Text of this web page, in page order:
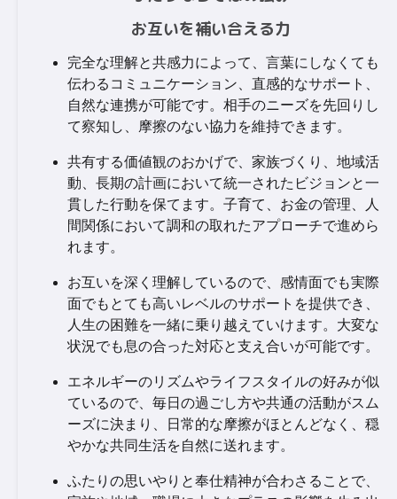
お互いを補い合える力
完全な理解と共感力によって、言葉にしなくても
伝わるコミュニケーション、直感的なサポート、
自然な連携が可能です。相手のニーズを先回りし
て察知し、摩擦のない協力を維持できます。
共有する価値観のおかげで、家族づくり、地域活
動、長期の計画において統一されたビジョンと一
貫した行動を保てます。子育て、お金の管理、人
間関係において調和の取れたアプローチで進めら
れます。
お互いを深く理解しているので、感情面でも実際
面でもとても高いレベルのサポートを提供でき、
人生の困難を一緒に乗り越えていけます。大変な
状況でも息の合った対応と支え合いが可能です。
エネルギーのリズムやライフスタイルの好みが似
ているので、毎日の過ごし方や共通の活動がスム
ーズに決まり、日常的な摩擦がほとんどなく、穏
やかな共同生活を自然に送れます。
ふたりの思いやりと奉仕精神が合わさることで、